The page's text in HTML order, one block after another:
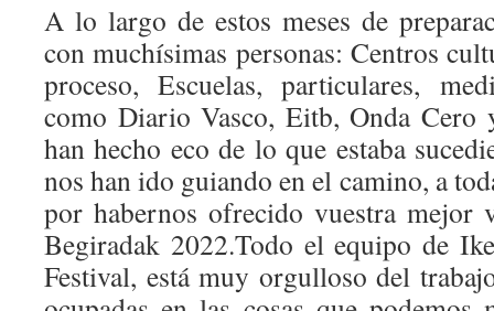
A lo largo de estos meses de
con muchísimas personas: Centros
proceso, Escuelas, particulares,
como Diario Vasco, Eitb, Onda Cero
han hecho eco de lo que estaba
nos han ido guiando en el camino, a
por habernos ofrecido vuestra mejor
Begiradak 2022.Todo el equipo de
Festival, está muy orgulloso del